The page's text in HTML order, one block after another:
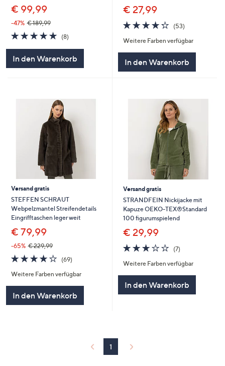
€ 99,99
-47% € 189,99
4.8
von
(8)8
In den Warenkorb
€ 27,99
4.2
von
5
(53)53
Weitere Farben verfügbar
In den Warenkorb
Versand gratis
STEFFEN SCHRAUT
Webpelzmantel Streifendetails
Eingrifftaschen leger weit
€ 79,99
-65% € 229,99
3.7
von
5
(69)69
Weitere Farben verfügbar
In den Warenkorb
Versand gratis
STRANDFEIN Nickijacke mit
Kapuze OEKO-TEX®Standard
100 figurumspielend
€ 29,99
3.1
von
5
(7)7
Weitere Farben verfügbar
In den Warenkorb
1